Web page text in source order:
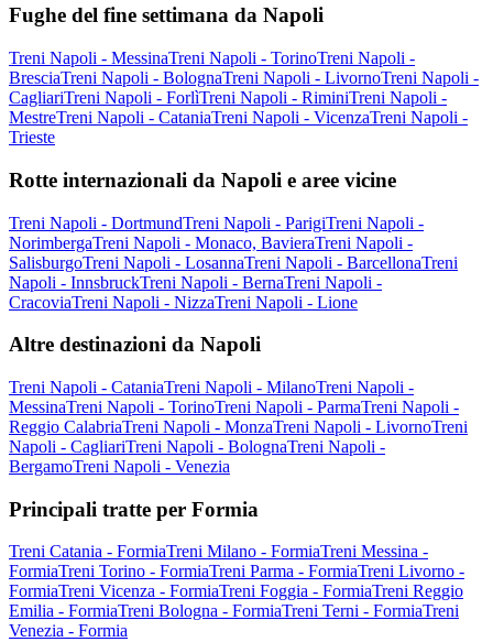
Fughe del fine settimana da Napoli
Treni Napoli - MessinaTreni Napoli - TorinoTreni Napoli -
BresciaTreni Napoli - BolognaTreni Napoli - LivornoTreni Napoli -
CagliariTreni Napoli - ForlìTreni Napoli - RiminiTreni Napoli -
MestreTreni Napoli - CataniaTreni Napoli - VicenzaTreni Napoli -
Trieste
Rotte internazionali da Napoli e aree vicine
Treni Napoli - DortmundTreni Napoli - ParigiTreni Napoli -
NorimbergaTreni Napoli - Monaco, BavieraTreni Napoli -
SalisburgoTreni Napoli - LosannaTreni Napoli - BarcellonaTreni
Napoli - InnsbruckTreni Napoli - BernaTreni Napoli -
CracoviaTreni Napoli - NizzaTreni Napoli - Lione
Altre destinazioni da Napoli
Treni Napoli - CataniaTreni Napoli - MilanoTreni Napoli -
MessinaTreni Napoli - TorinoTreni Napoli - ParmaTreni Napoli -
Reggio CalabriaTreni Napoli - MonzaTreni Napoli - LivornoTreni
Napoli - CagliariTreni Napoli - BolognaTreni Napoli -
BergamoTreni Napoli - Venezia
Principali tratte per Formia
Treni Catania - FormiaTreni Milano - FormiaTreni Messina -
FormiaTreni Torino - FormiaTreni Parma - FormiaTreni Livorno -
FormiaTreni Vicenza - FormiaTreni Foggia - FormiaTreni Reggio
Emilia - FormiaTreni Bologna - FormiaTreni Terni - FormiaTreni
Venezia - Formia